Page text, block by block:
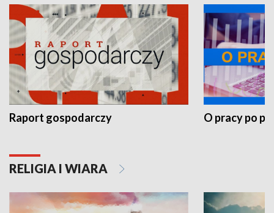
Raport gospodarczy O pracy po
RELIGIA I WIARA